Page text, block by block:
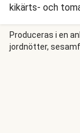
kikärts- och
tomatsås. Vi
pangrattato
Produceras i en
jordnötter,